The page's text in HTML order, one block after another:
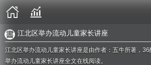
江北区举办流动儿童家长讲座
江北区举办流动儿童家长讲座是由作者：五牛所著，
举办流动儿童家长讲座全文在线阅读。